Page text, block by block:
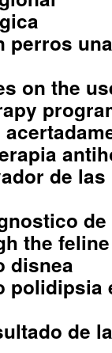
on the
de
the
disnea
polidipsia
de